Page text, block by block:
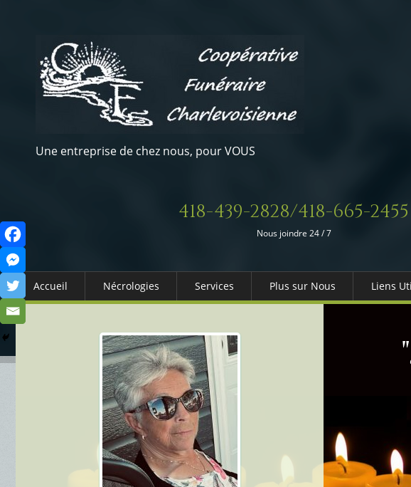
Une entreprise de chez nous, pour VOUS
418-439-2828/418-665-2455
Nous joindre 24 / 7
Accueil Nécrologies Services
Columbarium
Services Funéraires
Plus sur Nous Liens